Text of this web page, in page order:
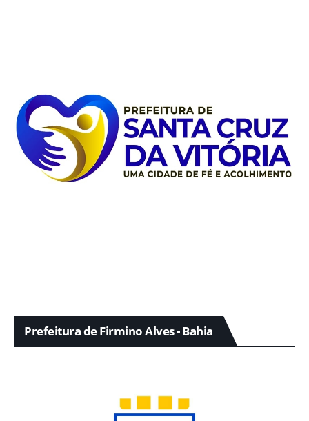
Prefeitura de Firmino Alves - Bahia